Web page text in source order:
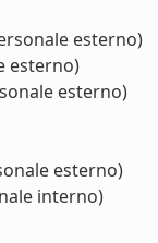
esterno)
esterno)
esterno)
esterno)
interno)